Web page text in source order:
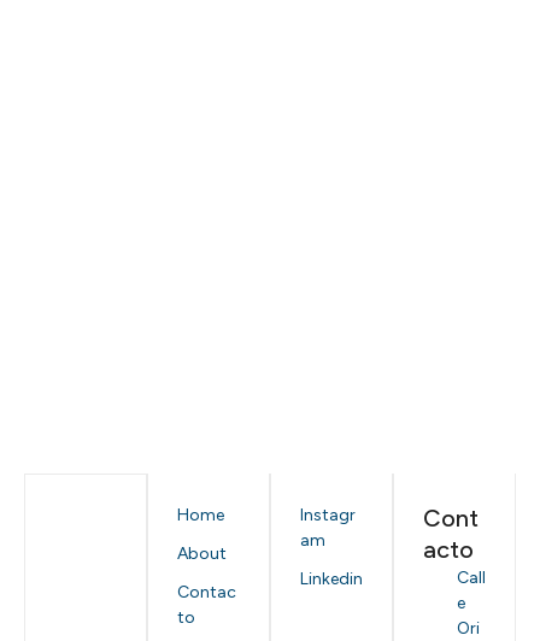
Home
About
Contac
to
Instagr
am
Linkedin
Cont
acto
Call
e
Ori